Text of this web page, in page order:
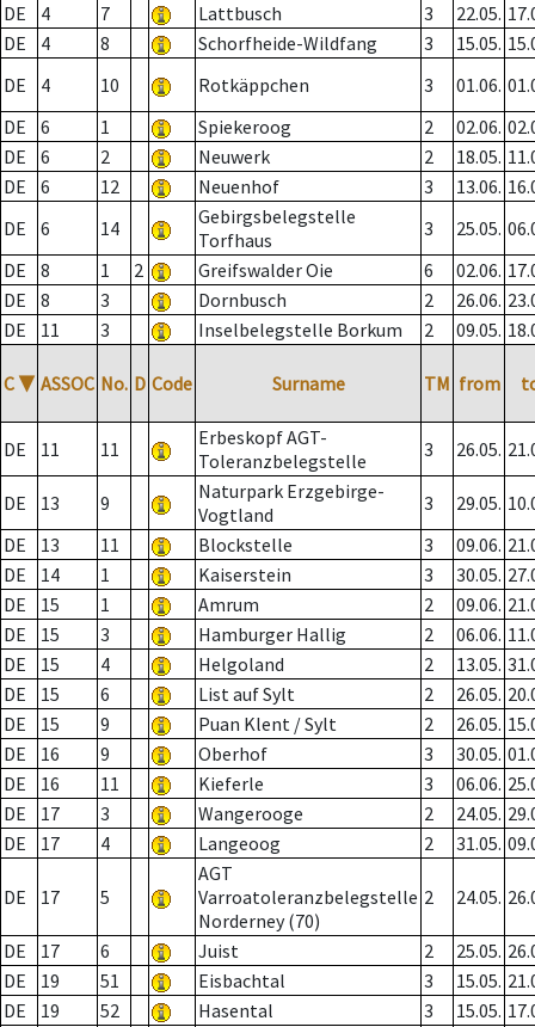
DE
4 7 Lattbusch 3 22.05.
DE
4 8 Schorfheide-Wildfang 3 15.05.
DE
4 10 Rotkäppchen 3 01.06.
DE
6 1 Spiekeroog 2 02.06.
DE
6 2 Neuwerk 2 18.05.
DE
6 12 Neuenhof 3 13.06.
DE
6 14
Gebirgsbelegstelle
Torfhaus
3 25.05.
DE
8 1 2 Greifswalder Oie 6 02.06.
DE
8 3 Dornbusch 2 26.06.
DE
11 3 Inselbelegstelle Borkum 2 09.05.
C ▼ ASSOC No. D Code Surname TM from
DE 11 11
Erbeskopf AGT-
Toleranzbelegstelle
3 26.05.
DE 13 9
Naturpark Erzgebirge-
Vogtland
3 29.05.
DE
13 11 Blockstelle 3 09.06.
DE
14 1 Kaiserstein 3 30.05.
DE
15 1 Amrum 2 09.06.
DE
15 3 Hamburger Hallig 2 06.06.
DE
15 4 Helgoland 2 13.05.
DE
15 6 List auf Sylt 2 26.05.
DE
15 9 Puan Klent / Sylt 2 26.05.
DE
16 9 Oberhof 3 30.05.
DE
16 11 Kieferle 3 06.06.
DE
17 3 Wangerooge 2 24.05.
DE
17 4 Langeoog 2 31.05.
DE 17 5
AGT
Varroatoleranzbelegstelle
Norderney (70)
2 24.05.
DE 17 6 Juist 2 25.05.
DE
19 51 Eisbachtal 3 15.05.
DE
19 52 Hasental 3 15.05.